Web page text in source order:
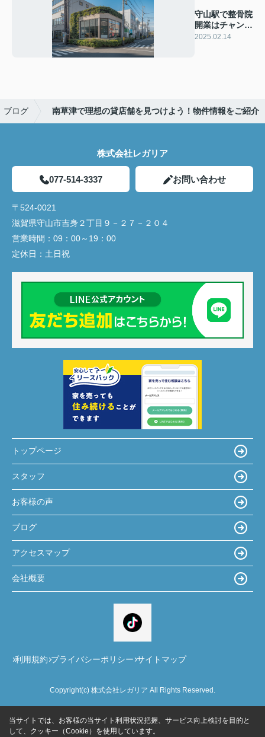
守山駅で整骨院
開業はチャン
ス！需要や物件
2025.02.14
ブログ 南草津で理想の貸店舗を見つけよう！物件情報をご紹介
株式会社レガリア
077-514-3337 お問い合わせ
〒524-0021
滋賀県守山市吉身２丁目９－２７－２０４
営業時間： 09：00～19：00
定休日： 土日祝
トップページ
スタッフ
お客様の声
ブログ
アクセスマップ
会社概要
利用規約 プライバシーポリシー サイトマップ
Copyright(c) 株式会社レガリア All Rights Reserved.
当サイトでは、お客様の当サイト利用状況把握、サービス向上検討を目的と
して、クッキー（Cookie）を使用しています。